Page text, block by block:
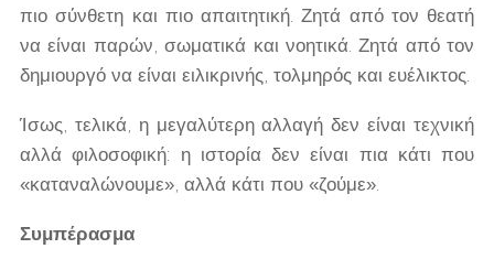
πιο σύνθετη και πιο απαιτητική. Ζητά από τον θεατή
να είναι παρών, σωματικά και νοητικά. Ζητά από τον
δημιουργό να είναι ειλικρινής, τολμηρός και ευέλικτος.
Ίσως, τελικά, η μεγαλύτερη αλλαγή δεν είναι τεχνική
αλλά φιλοσοφική: η ιστορία δεν είναι πια κάτι που
«καταναλώνουμε», αλλά κάτι που «ζούμε».
Συμπέρασμα